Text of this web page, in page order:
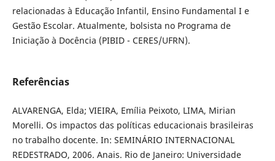
relacionadas à Educação Infantil, Ensino Fundamental I e
Gestão Escolar. Atualmente, bolsista no Programa de
Iniciação à Docência (PIBID - CERES/UFRN).
Referências
ALVARENGA, Elda; VIEIRA, Emília Peixoto, LIMA, Mirian
Morelli. Os impactos das políticas educacionais brasileiras
no trabalho docente. In: SEMINÁRIO INTERNACIONAL
REDESTRADO, 2006. Anais. Rio de Janeiro: Universidade